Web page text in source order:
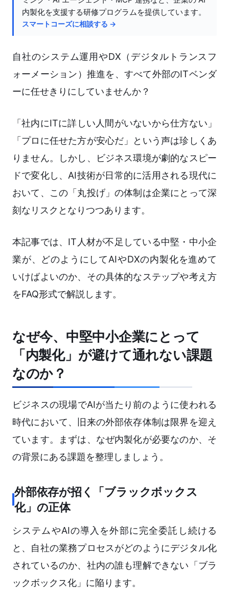
内製化を支援する研修プログラムを提供しています。
スマートコーズに相談する →
自社のシステム運用やDX（デジタルトランスフ
ォーメーション）推進を、すべて外部のITベンダ
ーに任せきりにしていませんか？
「社内にITに詳しい人間がいないから仕方ない」
「プロに任せた方が安心だ」という声は珍しくあ
りません。しかし、ビジネス環境が劇的なスピー
ドで変化し、AI技術が日常的に活用される現代に
おいて、この「丸投げ」の体制は企業にとって深
刻なリスクとなりつつあります。
本記事では、IT人材が不足している中堅・中小企
業が、どのようにしてAIやDXの内製化を進めて
いけばよいのか、その具体的なステップや考え方
をFAQ形式で解説します。
なぜ今、中堅中小企業にとって
「内製化」が避けて通れない課題
なのか？
ビジネスの現場でAIが当たり前のように使われる
時代において、旧来の外部依存体制は限界を迎え
ています。まずは、なぜ内製化が必要なのか、そ
の背景にある課題を整理しましょう。
外部依存が招く「ブラックボックス
化」の正体
システムやAIの導入を外部に完全委託し続ける
と、自社の業務プロセスがどのようにデジタル化
されているのか、社内の誰も理解できない「ブラ
ックボックス化」に陥ります。